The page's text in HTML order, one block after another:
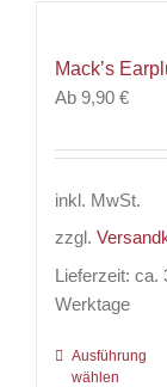
Mack’s
Ab 9,90 €
inkl. MwSt.
zzgl.
Lieferzeit: ca.
Werktage
Ausführung
wählen